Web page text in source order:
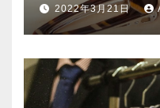
2022年3月21日